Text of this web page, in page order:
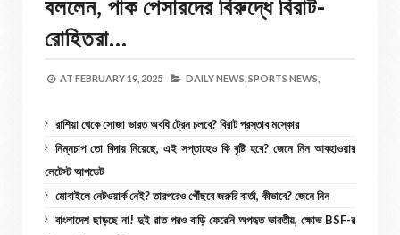
বললেন, পাক পেসারদের বিরুদ্ধে বিরাট-
রোহিতরা…
AT FEBRUARY 19, 2025 DAILY NEWS, SPORTS NEWS,
রাশিয়া থেকে সোজা ভারত অবধি ট্রেন চলবে? বিরাট প্রস্তাব মস্কোর
নিম্নচাপ তো বিদায় নিয়েছে, এই সপ্তাহেও কি বৃষ্টি হবে? জেনে নিন আবহাওয়ার
লেটেস্ট আপডেট
মোবাইলে নেটওয়ার্ক নেই? তারপরেও পৌঁছবে জরুরি বার্তা, কীভাবে? জেনে নিন
বাংলাদেশ ছাড়ছে না! দুই রাত পরও বাড়ি ফেরেনি অপহৃত ভারতীয়, ক্ষোভ BSF-র